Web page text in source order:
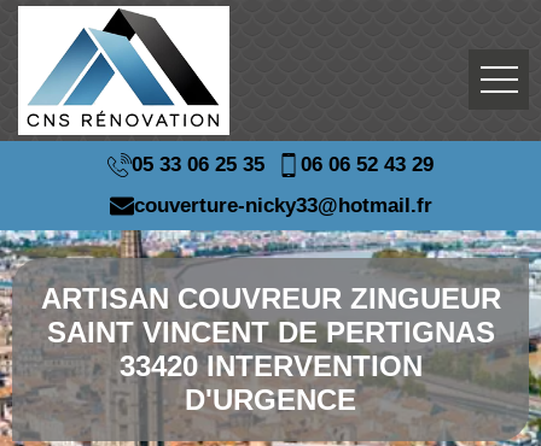
05 33 06 25 35
06 06 52 43 29
couverture-nicky33@hotmail.fr
ARTISAN COUVREUR ZINGUEUR
SAINT VINCENT DE PERTIGNAS
33420 INTERVENTION
D'URGENCE